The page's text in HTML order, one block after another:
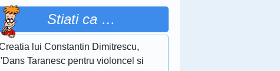
Stiati ca …
lui Constantin Dimitrescu,
Taranesc pentru violoncel si